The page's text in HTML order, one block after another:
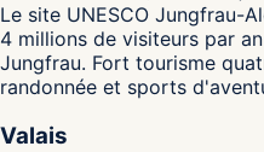
Le site UNESCO Jungfrau-
4 millions de visiteurs par
Jungfrau. Fort tourisme
randonnée et sports
Valais